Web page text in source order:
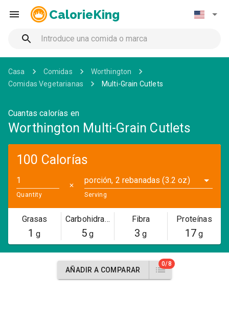
CalorieKing
Casa Comidas
Worthington
Comidas Vegetarianas
Multi-Grain Cutlets
Cuantas calorías en
Worthington Multi-Grain Cutlets
100 Calorías
Quantity
✕
porción, 2 rebanadas (3.2 oz)
Serving
Grasas
1 g
Carbohidratos
5 g
Fibra
3 g
Proteínas
17 g
AÑADIR A COMPARAR
0/8